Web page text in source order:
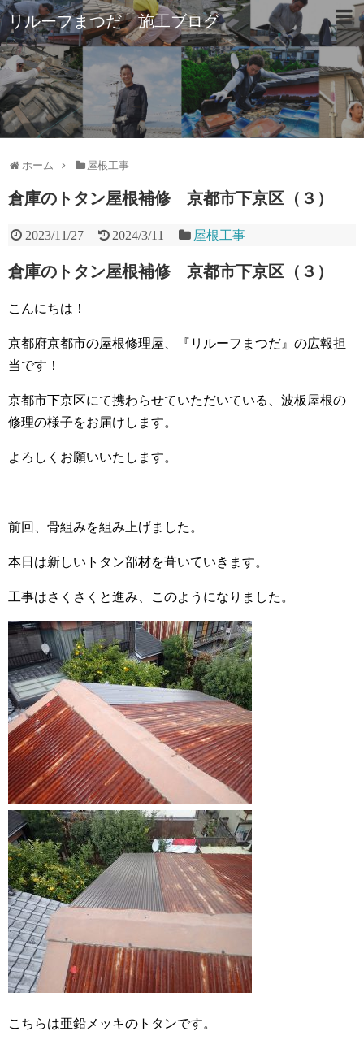
リルーフまつだ 施工ブログ
ホーム 屋根工事
倉庫のトタン屋根補修 京都市下京区（３）
2023/11/27 2024/3/11 屋根工事
倉庫のトタン屋根補修 京都市下京区（３）
こんにちは！
京都府京都市の屋根修理屋、『リルーフまつだ』の広報担
当です！
京都市下京区にて携わらせていただいている、波板屋根の
修理の様子をお届けします。
よろしくお願いいたします。
前回、骨組みを組み上げました。
本日は新しいトタン部材を葺いていきます。
工事はさくさくと進み、このようになりました。
こちらは亜鉛メッキのトタンです。